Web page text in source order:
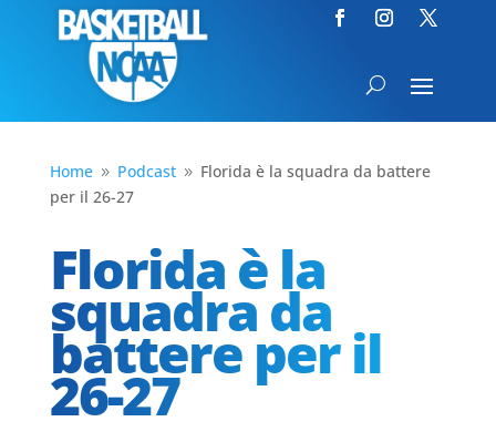
Home 9 Podcast 9 Florida è la squadra da battere
per il 26-27
Florida è la
squadra da
battere per il
26-27